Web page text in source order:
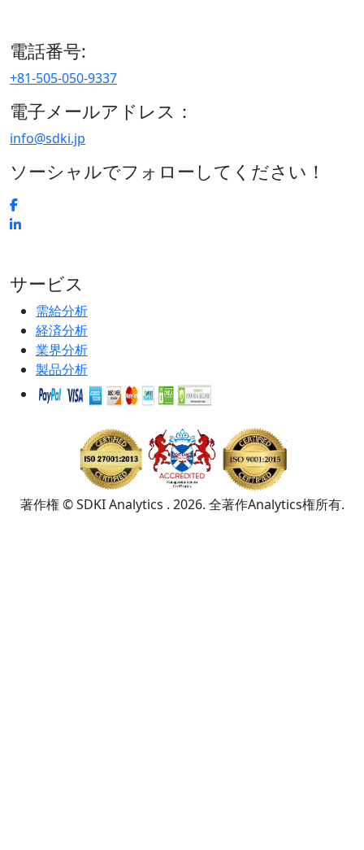
電話番号:
+81-505-050-9337
電子メールアドレス：
info@sdki.jp
ソーシャルでフォローしてください！
サービス
需給分析
経済分析
業界分析
製品分析
著作権 © SDKI Analytics . 2026. 全著作Analytics権所有.